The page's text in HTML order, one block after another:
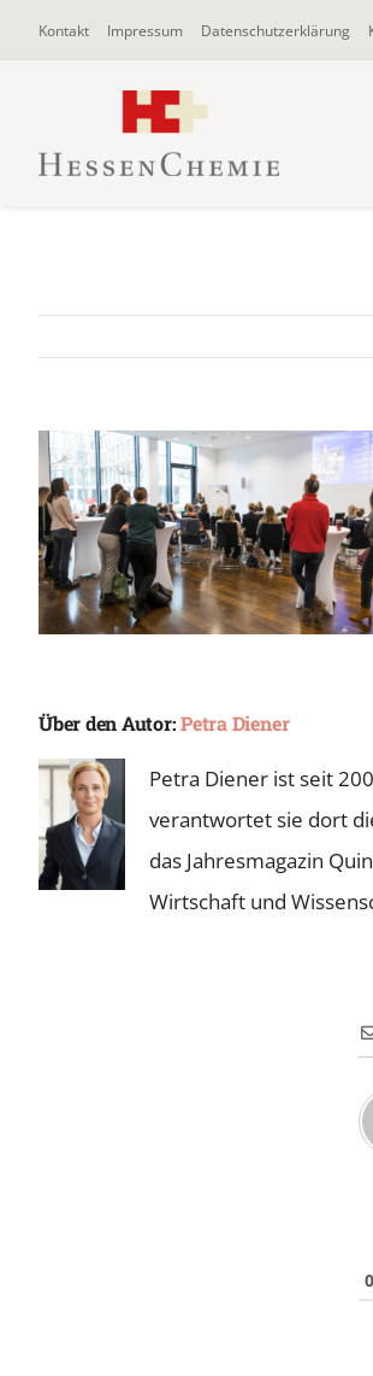
ZumKontakt Impressum Datenschutzerklärung
Über den Autor:Petra Diener
Petra Diener ist seit
verantwortet sie dort
das Jahresmagazin
Wirtschaft und
0